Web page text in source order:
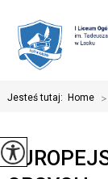
Jesteś tutaj: Home >